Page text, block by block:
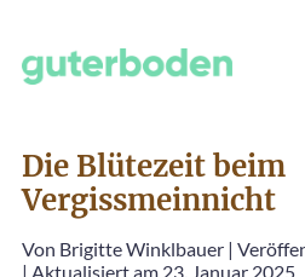
Die Blütezeit beim
Vergissmeinnicht
Von Brigitte Winklbauer |
| Aktualisiert am 23. Januar 2025